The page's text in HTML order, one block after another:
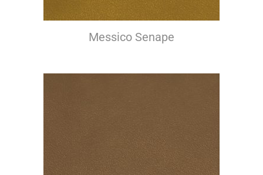
Messico Senape